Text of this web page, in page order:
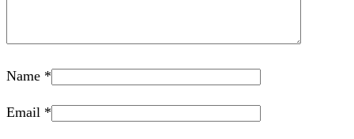
Name *
Email *